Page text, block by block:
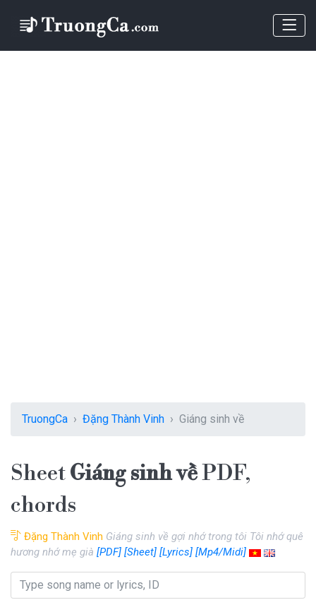
TruongCa Đặng Thành Vinh Giáng sinh về
SheetGiáng sinh vềPDF,
chords
Đặng Thành Vinh Giáng sinh về gợi nhớ trong tôi Tôi nhớ quê
hương nhớ mẹ già [PDF] [Sheet] [Lyrics] [Mp4/Midi]